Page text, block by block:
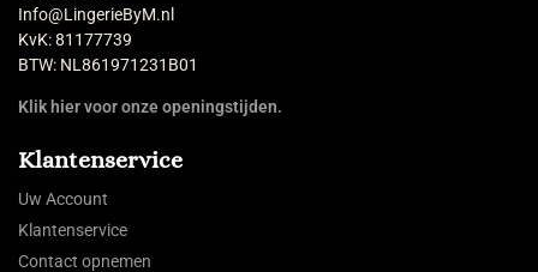
Info@LingerieByM.nl
KvK: 81177739
BTW: NL861971231B01
Klik hier voor onze openingstijden.
Klantenservice
Uw Account
Klantenservice
Contact opnemen